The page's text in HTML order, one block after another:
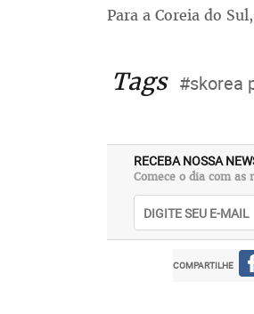
Para a Coreia do
Tags #skorea
RECEBA NOSSA
Comece o dia com as
COMPARTILHE